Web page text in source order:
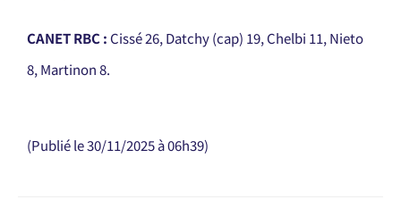
CANET RBC :Cissé 26, Datchy (cap) 19, Chelbi 11, Nieto
8, Martinon 8.
(Publié le30/11/2025à 06h39)